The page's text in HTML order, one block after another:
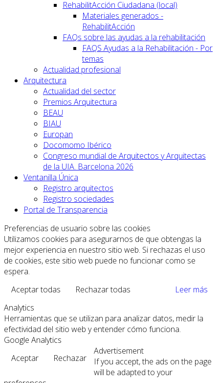
RehabilitAcción Ciudadana (local)
Materiales generados -
RehabilitAcción
FAQs sobre las ayudas a la rehabilitación
FAQS Ayudas a la Rehabilitación - Por
temas
Actualidad profesional
Arquitectura
Actualidad del sector
Premios Arquitectura
BEAU
BIAU
Europan
Docomomo Ibérico
Congreso mundial de Arquitectos y Arquitectas
de la UIA. Barcelona 2026
Ventanilla Única
Registro arquitectos
Registro sociedades
Portal de Transparencia
Preferencias de usuario sobre las cookies
Utilizamos cookies para asegurarnos de que obtengas la
mejor experiencia en nuestro sitio web. Si rechazas el uso
de cookies, este sitio web puede no funcionar como se
espera.
Aceptar todas
Rechazar todas
Leer más
Analytics
Herramientas que se utilizan para analizar datos, medir la
efectividad del sitio web y entender cómo funciona.
Google Analytics
Aceptar
Rechazar
Advertisement
If you accept, the ads on the page
will be adapted to your